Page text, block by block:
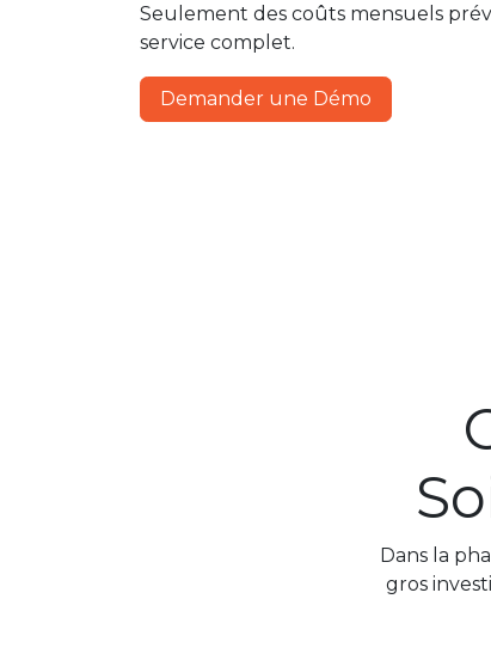
Seulement des coûts mensuels
service complet.​
Demander une Démo
Dans la
gros